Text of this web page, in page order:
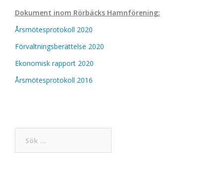
Dokument inom Rörbäcks Hamnförening:
Årsmötesprotokoll 2020
Förvaltningsberättelse 2020
Ekonomisk rapport 2020
Årsmötesprotokoll 2016
efter: